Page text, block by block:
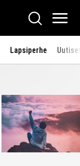
Hae
Lapsiperhe